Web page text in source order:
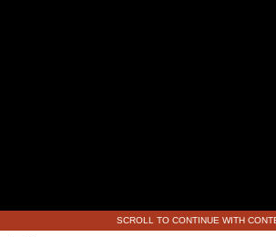
SCROLL TO CONTINUE WITH